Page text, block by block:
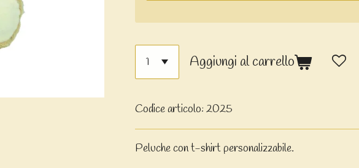
Aggiungi al carrello
Codice articolo: 2025
Peluche con t-shirt personalizzabile.